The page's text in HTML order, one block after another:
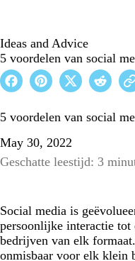
Ideas and Advice
5 voordelen van social
5 voordelen van social
May 30, 2022
Geschatte leestijd: 3
Social media is
persoonlijke interactie tot
bedrijven van elk
onmisbaar voor elk klein